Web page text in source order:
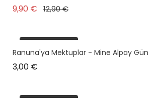
9,90 € Prix de base
12,90 €Prix
plus en stock
Ranuna'ya Mektuplar - Mine Alpay Gün
3,00 €